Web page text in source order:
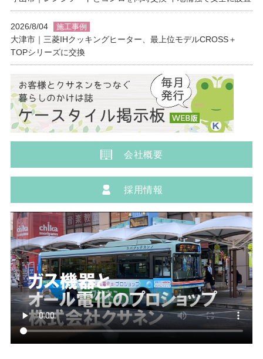
2026/8/04 施工事例
大津市｜三菱IHクッキングヒーター、最上位モデルCROSS＋
TOPシリーズに交換
会社概要
採用情報